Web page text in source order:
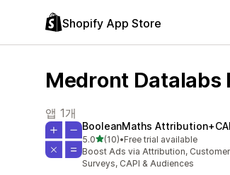
Shopify App Store
Medront Datalabs
앱 1개
BooleanMaths
5.0별 5개 중
(10)
총 리뷰 10개
•Free trial available
Boost Ads via Attribution, Customer
Surveys, CAPI & Audiences